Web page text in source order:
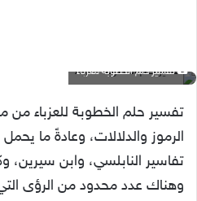
تفسير حلم الخطوبة للعزباء
تفسير حلم الخطوبة للعزباء
الرموز والدلالات، وعادةً ما
تفاسير النابلسي، وابن سيرين،
وهناك عدد محدود من الرؤى